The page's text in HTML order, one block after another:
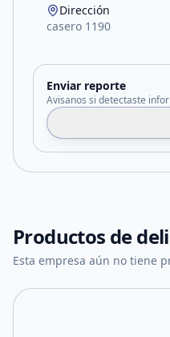
Dirección
casero 1190
Enviar reporte
Avisanos si detectaste
Productos de
Esta empresa aún no tiene